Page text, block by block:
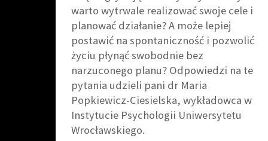
warto wytrwale realizować swoje cele i
planować działanie? A może lepiej
postawić na spontaniczność i pozwolić
życiu płynąć swobodnie bez
narzuconego planu? Odpowiedzi na te
pytania udzieli pani dr Maria
Popkiewicz-Ciesielska, wykładowca w
Instytucie Psychologii Uniwersytetu
Wrocławskiego.